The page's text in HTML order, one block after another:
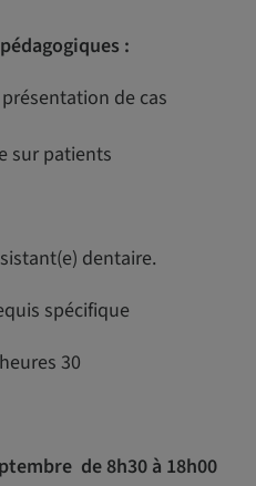
:
de cas
sur patients
dentaire.
spécifique
30
de 8h30 à 18h00